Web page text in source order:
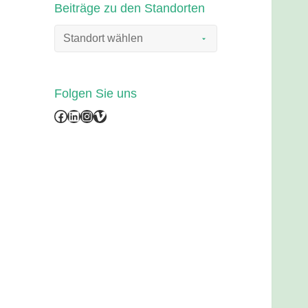
Beiträge zu den Standorten
Folgen Sie uns
Facebook
LinkedIn
Instagram
Vimeo